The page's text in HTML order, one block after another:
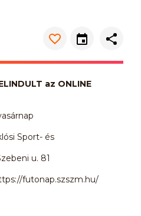
az ONLINE
Sport- és
u. 81
futonap.szszm.hu/